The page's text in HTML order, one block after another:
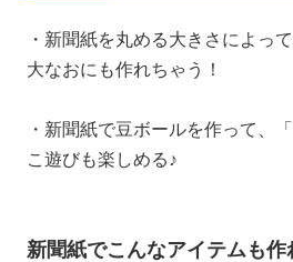
・新聞紙を丸める大きさによっ
大なおにも作れちゃう！
・新聞紙で豆ボールを作って、
こ遊びも楽しめる♪
新聞紙でこんなアイテムも作